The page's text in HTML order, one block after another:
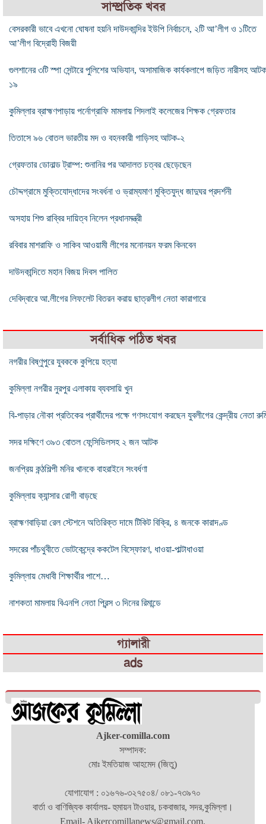
সাম্প্রতিক খবর
বেসরকারী ভাবে এখনো ঘোষনা হয়নি দাউদকান্দির ইউপি নির্বাচনে, ২টি আ’লীগ ও ১টিতে
আ’লীগ বিদ্রোহী বিজয়ী
গুলশানের ৩টি স্পা সেন্টারে পুলিশের অভিযান, অসামাজিক কার্যকলাপে জড়িত নারীসহ আটক
১৯
কুমিল্লার ব্রাহ্মণপাড়ায় পর্নোগ্রাফি মামলায় শিদলাই কলেজের শিক্ষক গ্রেফতার
তিতাসে ৯৬ বোতল ভারতীয় মদ ও বহনকারী গাড়িসহ আটক-২
গ্রেফতার ডোনাল্ড ট্রাম্প: শুনানির পর আদালত চত্বর ছেড়েছেন
চৌদ্দগ্রামে মুক্তিযোদ্ধাদের সংবর্ধনা ও ভ্রাম্যমাণ মুক্তিযুদ্ধ জাদুঘর প্রদর্শনী
অসহায় শিশু রাব্বির দায়িত্ব নিলেন প্রধানমন্ত্রী
রবিবার মাশরাফি ও সাকিব আওয়ামী লীগের মনোনয়ন ফরম কিনবেন
দাউদকান্দিতে মহান বিজয় দিবস পালিত
দেবিদ্বারে আ.লীগের লিফলেট বিতরন করায় ছাত্রলীগ নেতা কারাগারে
সর্বাধিক পঠিত খবর
নগরীর বিষ্ণুপুরে যুবককে কুপিয়ে হত্যা
কুমিল্লা নগরীর নুরপুর এলাকায় ব্যবসায়ি খুন
বি-পাড়ার নৌকা প্রতিকের প্রার্থীদের পক্ষে গণসংযোগ করছেন যুবলীগের কেন্দ্রীয় নেতা
সদর দক্ষিণে ৩৯৩ বোতল ফেন্সিডিলসহ ২ জন আটক
জনপ্রিয় কন্ঠশিল্পী মনির খানকে বাহরাইনে সংবর্ধণা
কুমিল্লায় ক্যান্সার রোগী বাড়ছে
ব্রাহ্মণবাড়িয়া রেল স্টেশনে অতিরিক্ত দামে টিকিট বিক্রি, ৪ জনকে কারাদণ্ড
সদরের পাঁচথুবীতে ভোটকেন্দ্রে ককটেল বিস্ফোরণ, ধাওয়া-পাল্টাধাওয়া
কুমিল্লায় মেধাবী শিক্ষার্থীর পাশে…
নাশকতা মামলায় বিএনপি নেতা প্রিন্স ৩ দিনের রিমান্ডে
গ্যালারী
ads
Ajker-comilla.com
সম্পাদক:
মোঃ ইমতিয়াজ আহমেদ (জিতু)
যোগাযোগ : ০১৬৭৬-৩২৭৫০৪/ ০৮১-৭৩৯৭০
বার্তা ও বাণিজ্যিক কার্যালয়- হুমায়ন টাওয়ার, চকবাজার, সদর,কুমিল্লা।
Email- Ajkercomillanews@gmail.com.